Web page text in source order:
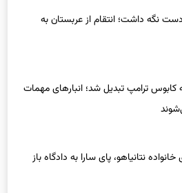
نگه داشت؛ انتقام از عربستان به
کابوس ترامپ تبدیل شد؛ انبارهای مهمات
خانواده نتانیاهو، پای سارا به دادگاه باز